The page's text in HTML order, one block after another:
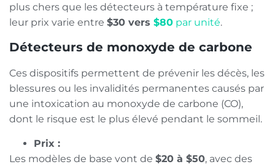
plus chers que les détecteurs à température fixe ;
leur prix varie entre $30 vers $80 par unité.
Détecteurs de monoxyde de carbone
Ces dispositifs permettent de prévenir les décès, les
blessures ou les invalidités permanentes causés par
une intoxication au monoxyde de carbone (CO),
dont le risque est le plus élevé pendant le sommeil.
Prix :
Les modèles de base vont de $20 à $50, avec des